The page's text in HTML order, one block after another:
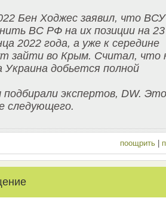
Бен Ходжес заявил, что ВСУ
ВС РФ на их позиции на 23
2022 года, а уже к середине
зайти во Крым. Считал, что
Украина добьется полной
экспертов, DW.
следующего.
поощрить